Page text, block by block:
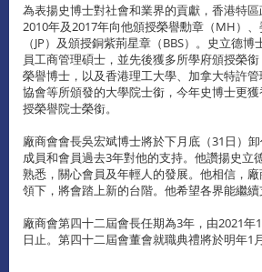
為表揚史博士對社會和業界的貢獻，香港特區
2010年及2017年向他頒授榮譽勳章（MH）
（JP）及頒授銅紫荊星章（BBS）。史立德
員工商管理碩士，並先後獲多所學府頒授榮
榮譽博士，以及香港理工大學、加拿大特許
協會等所頒發的大學院士銜，今年史博士更
授榮譽院士榮銜。
廠商會會長吳宏斌博士將於下月底（31日）
成員和會員過去3年對他的支持。他讚揚史立
熟悉，關心會員及年輕人的發展。他相信，
領下，將會踏上新的台階。他希望各界能繼續
廠商會第四十二屆會長任期為3年，由2021年
日止。第四十二屆會董會就職典禮將於明年1